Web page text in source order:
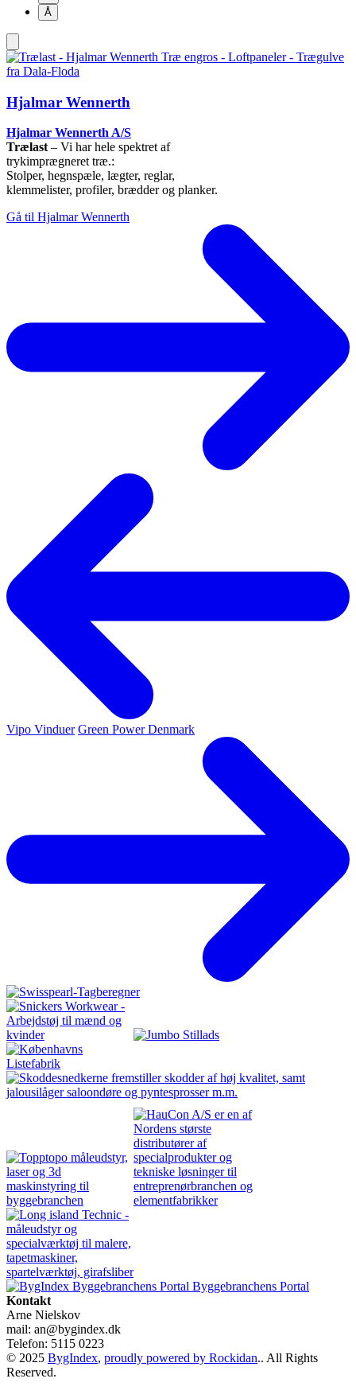
Å
Hjalmar Wennerth
Hjalmar Wennerth A/S
Trælast– Vi har hele spektret af
trykimprægneret træ.:
Stolper, hegnspæle, lægter, reglar,
klemmelister, profiler, brædder og planker.
Gå til Hjalmar Wennerth
Vipo Vinduer Green Power Denmark
Byggebranchens Portal
Kontakt
Arne Nielskov
mail: an@bygindex.dk
Telefon: 5115 0223
© 2025 BygIndex, proudly powered by Rockidan.. All Rights
Reserved.